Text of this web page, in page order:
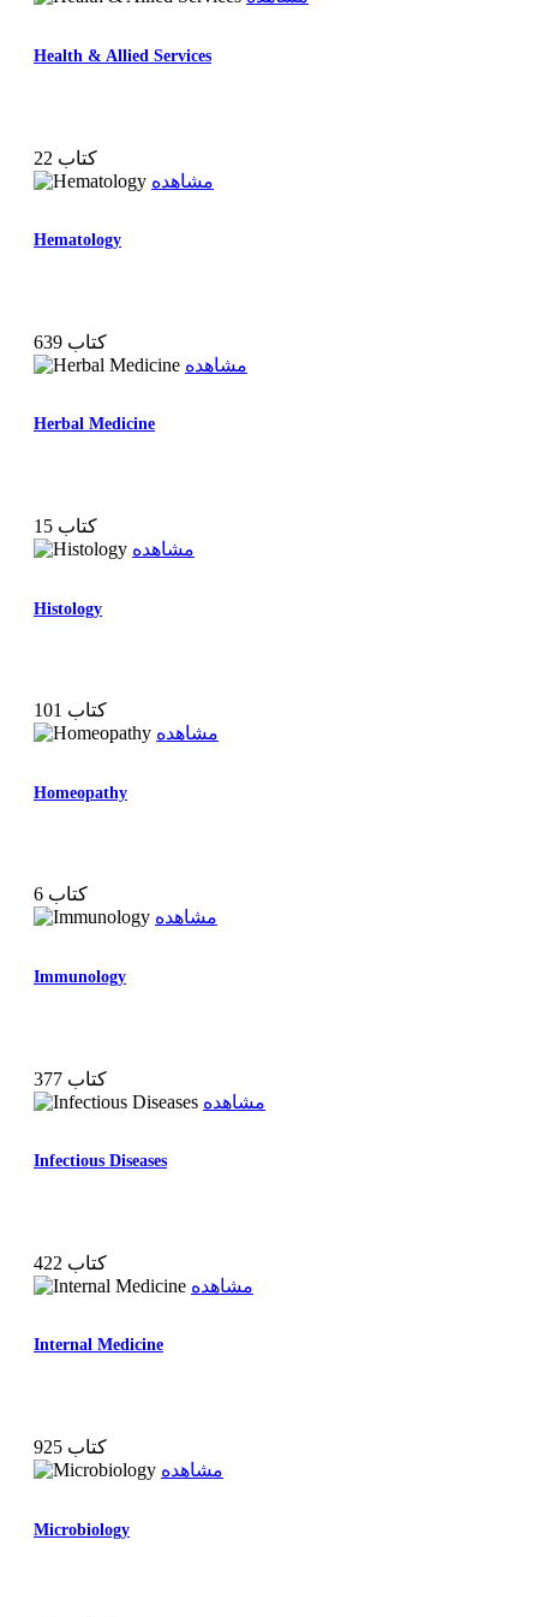
Health & Allied Services
22 کتاب
مشاهده
Hematology
639 کتاب
مشاهده
Herbal Medicine
15 کتاب
مشاهده
Histology
101 کتاب
مشاهده
Homeopathy
6 کتاب
مشاهده
Immunology
377 کتاب
مشاهده
Infectious Diseases
422 کتاب
مشاهده
Internal Medicine
925 کتاب
مشاهده
Microbiology